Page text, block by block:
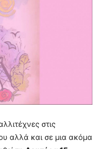
στις
αλλά και σε μια ακόμα